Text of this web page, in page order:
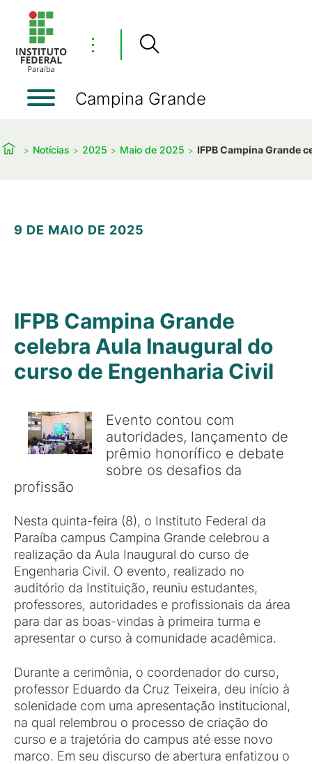
⋮
Campina Grande
Notícias 2025 Maio de 2025 IFPB Campina Grande
9 DE MAIO DE 2025
IFPB Campina Grande
celebra Aula Inaugural do
curso de Engenharia Civil
Evento contou com
autoridades, lançamento de
prêmio honorífico e debate
sobre os desafios da
profissão
Nesta quinta-feira (8), o Instituto Federal da
Paraíba campus Campina Grande celebrou a
realização da Aula Inaugural do curso de
Engenharia Civil. O evento, realizado no
auditório da Instituição, reuniu estudantes,
professores, autoridades e profissionais da área
para dar as boas-vindas à primeira turma e
apresentar o curso à comunidade acadêmica.
Durante a cerimônia, o coordenador do curso,
professor Eduardo da Cruz Teixeira, deu início à
solenidade com uma apresentação institucional,
na qual relembrou o processo de criação do
curso e a trajetória do campus até esse novo
marco. Em seu discurso de abertura enfatizou o